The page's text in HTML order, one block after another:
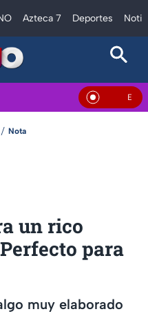
Azteca 7 Deportes
En Vivo
Nota
un rico
para
muy elaborado